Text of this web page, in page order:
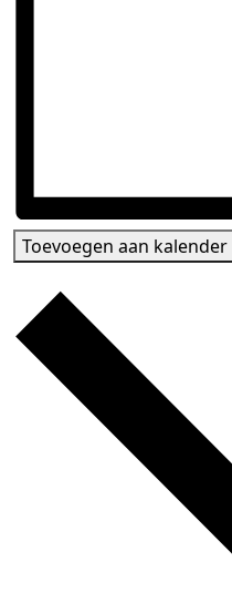
Toevoegen aan kalender